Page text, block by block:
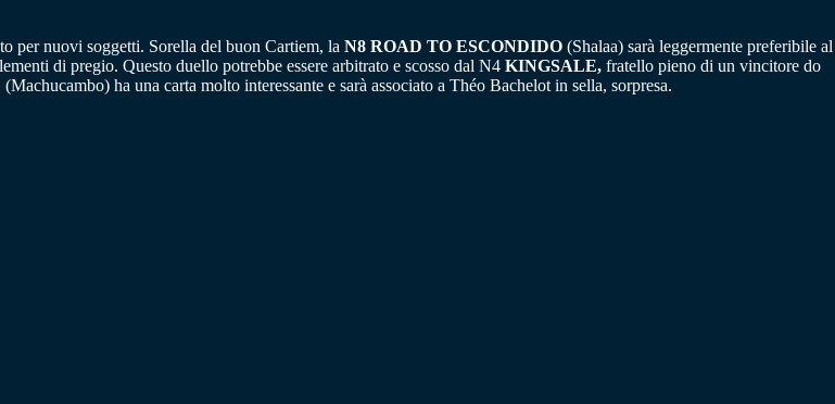
per nuovi soggetti. Sorella del buon Cartiem, la N8 ROAD TO ESCONDIDO (Shalaa) sarà leggermente preferibile al
di pregio. Questo duello potrebbe essere arbitrato e scosso dal N4 KINGSALE, fratello pieno di un vincitore do
(Machucambo) ha una carta molto interessante e sarà associato a Théo Bachelot in sella, sorpresa.